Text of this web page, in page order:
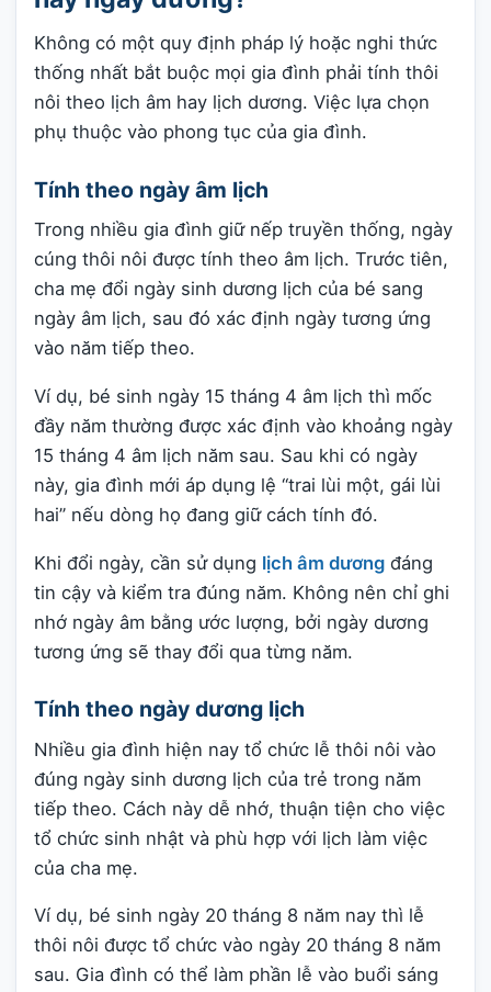
Không có một quy định pháp lý hoặc nghi thức
thống nhất bắt buộc mọi gia đình phải tính thôi
nôi theo lịch âm hay lịch dương. Việc lựa chọn
phụ thuộc vào phong tục của gia đình.
Tính theo ngày âm lịch
Trong nhiều gia đình giữ nếp truyền thống, ngày
cúng thôi nôi được tính theo âm lịch. Trước tiên,
cha mẹ đổi ngày sinh dương lịch của bé sang
ngày âm lịch, sau đó xác định ngày tương ứng
vào năm tiếp theo.
Ví dụ, bé sinh ngày 15 tháng 4 âm lịch thì mốc
đầy năm thường được xác định vào khoảng ngày
15 tháng 4 âm lịch năm sau. Sau khi có ngày
này, gia đình mới áp dụng lệ “trai lùi một, gái lùi
hai” nếu dòng họ đang giữ cách tính đó.
Khi đổi ngày, cần sử dụng lịch âm dương đáng
tin cậy và kiểm tra đúng năm. Không nên chỉ ghi
nhớ ngày âm bằng ước lượng, bởi ngày dương
tương ứng sẽ thay đổi qua từng năm.
Tính theo ngày dương lịch
Nhiều gia đình hiện nay tổ chức lễ thôi nôi vào
đúng ngày sinh dương lịch của trẻ trong năm
tiếp theo. Cách này dễ nhớ, thuận tiện cho việc
tổ chức sinh nhật và phù hợp với lịch làm việc
của cha mẹ.
Ví dụ, bé sinh ngày 20 tháng 8 năm nay thì lễ
thôi nôi được tổ chức vào ngày 20 tháng 8 năm
sau. Gia đình có thể làm phần lễ vào buổi sáng